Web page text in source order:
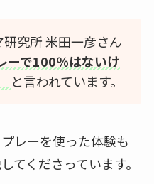
究所 米田一彦さん
ーで100％はないけ
と言われています。
レーを使った体験も
てくださっています。